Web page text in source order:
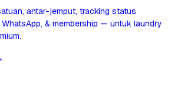
antar-jemput, tracking status
& membership — untuk laundry